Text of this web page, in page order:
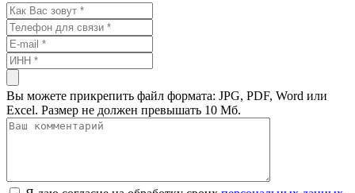
Вы можете прикрепить файл формата: JPG, PDF, Word или
Excel. Размер не должен превышать 10 Мб.